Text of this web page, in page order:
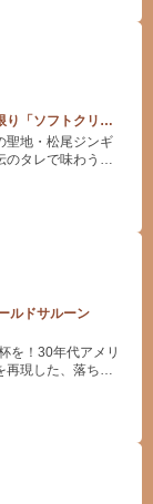
り「ソフトクリー
聖地・松尾ジンギ
のタレで味わう絶
ザート名物のソ
ルドサルーン
計総額より500円
を！30年代アメリ
再現した、落ち着
の時間をお愉し